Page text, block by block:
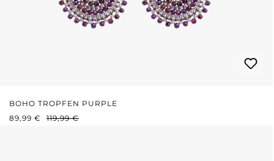
BOHO TROPFEN PURPLE
VERKAUFSPREIS:
89,99 € REGULÄRER PREIS:
119,99 €